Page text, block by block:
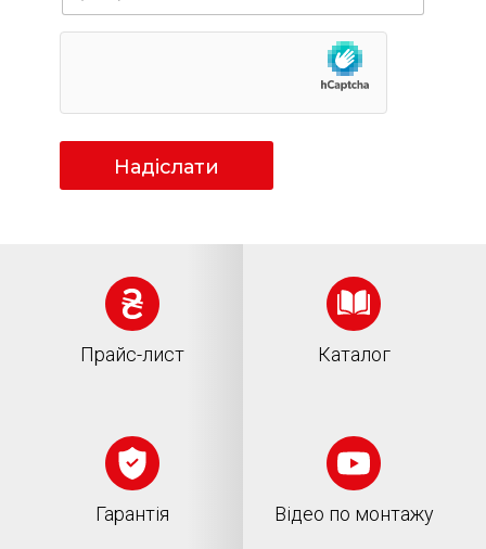
Надіслати
Прайс-лист Каталог
Гарантія Відео по монтажу